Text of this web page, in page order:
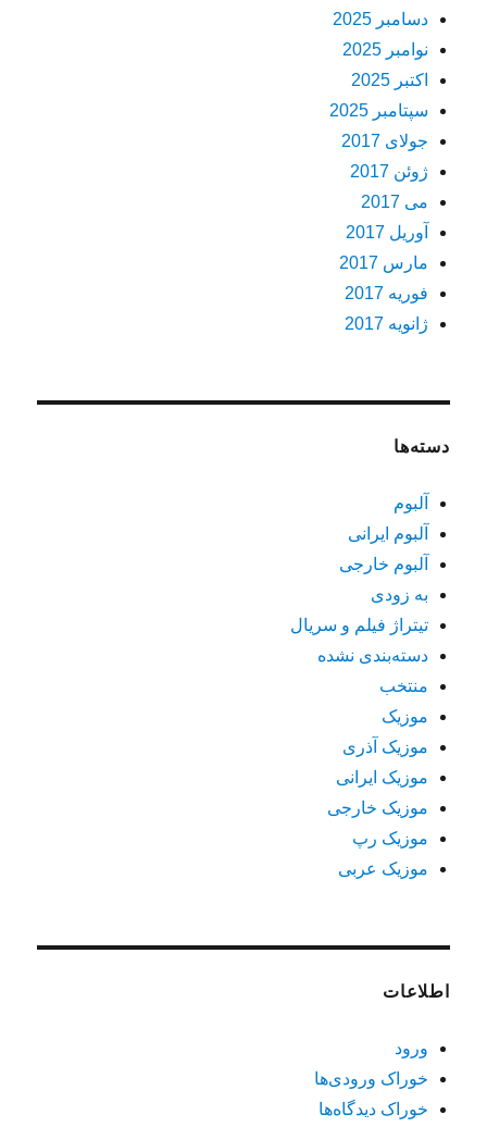
دسامبر 2025
نوامبر 2025
اکتبر 2025
سپتامبر 2025
جولای 2017
ژوئن 2017
می 2017
آوریل 2017
مارس 2017
فوریه 2017
ژانویه 2017
دسته‌ها
آلبوم
آلبوم ایرانی
آلبوم خارجی
به زودی
تیتراژ فیلم و سریال
دسته‌بندی نشده
منتخب
موزیک
موزیک آذری
موزیک ایرانی
موزیک خارجی
موزیک رپ
موزیک عربی
اطلاعات
ورود
خوراک ورودی‌ها
خوراک دیدگاه‌ها